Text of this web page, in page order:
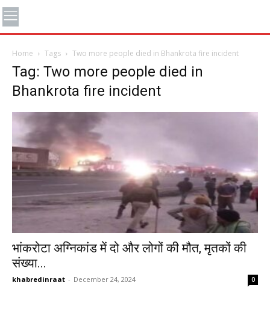
Home Tags Two more people died in Bhankrota fire incident
Tag: Two more people died in
Bhankrota fire incident
भांकरोटा अग्निकांड में दो और लोगों की मौत, मृतकों की
संख्या...
khabredinraat - December 24, 2024 0